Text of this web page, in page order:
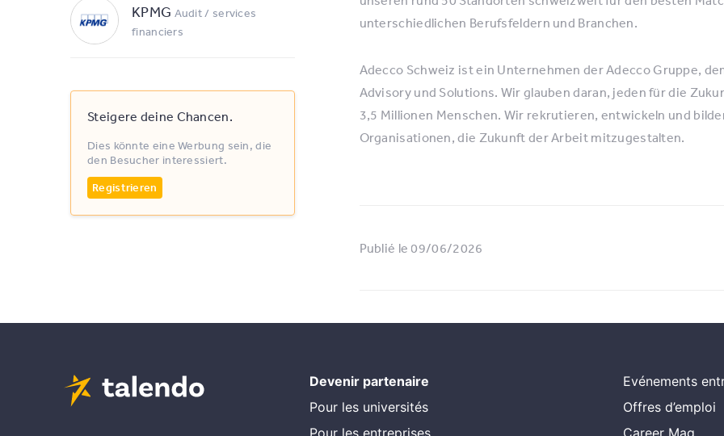
KPMG Audit / services
financiers
Steigere deine Chancen.
Dies könnte eine Werbung sein, die
den Besucher interessiert.
Registrieren
unterschiedlichen Berufsfeldern und Branchen.
Adecco Schweiz ist ein Unternehmen der Adecco Gruppe,
Advisory und Solutions. Wir glauben daran, jeden für die
3,5 Millionen Menschen. Wir rekrutieren, entwickeln und
Organisationen, die Zukunft der Arbeit mitzugestalten.
Publié le 09/06/2026
Devenir partenaire
Pour les universités
Pour les entreprises
Evénements
Offres d’emploi
Career Mag